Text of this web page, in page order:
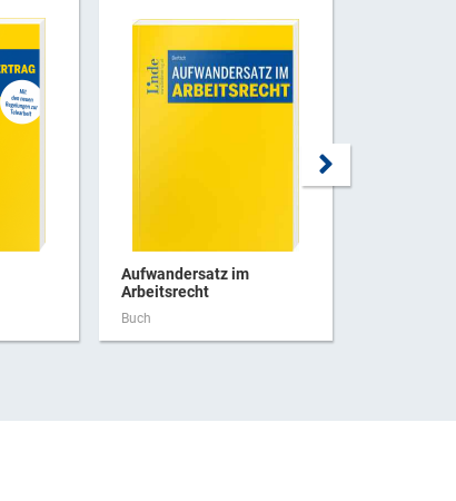
Aufwandersatz im
Arbeitsrecht
Buch